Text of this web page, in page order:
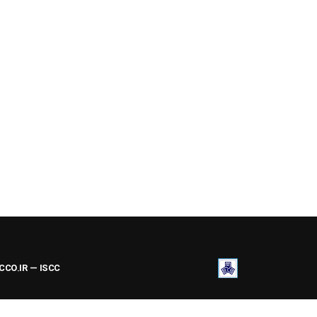
ACCO.IR — ISCC